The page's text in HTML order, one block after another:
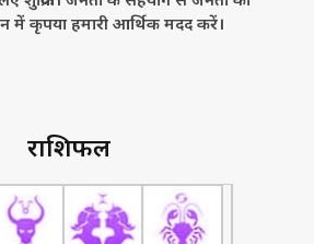
में कृपया हमारी आर्थिक मदद करें।
राशिफल